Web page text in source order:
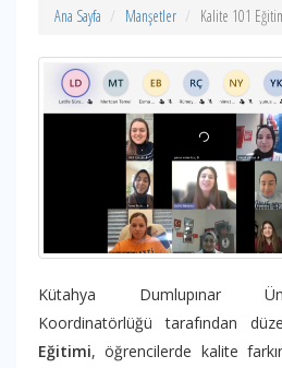
Ana Sayfa Manşetler Kalite 101
Kütahya Dumlupınar
Koordinatörlüğü tarafından
Eğitimi, öğrencilerde kalite